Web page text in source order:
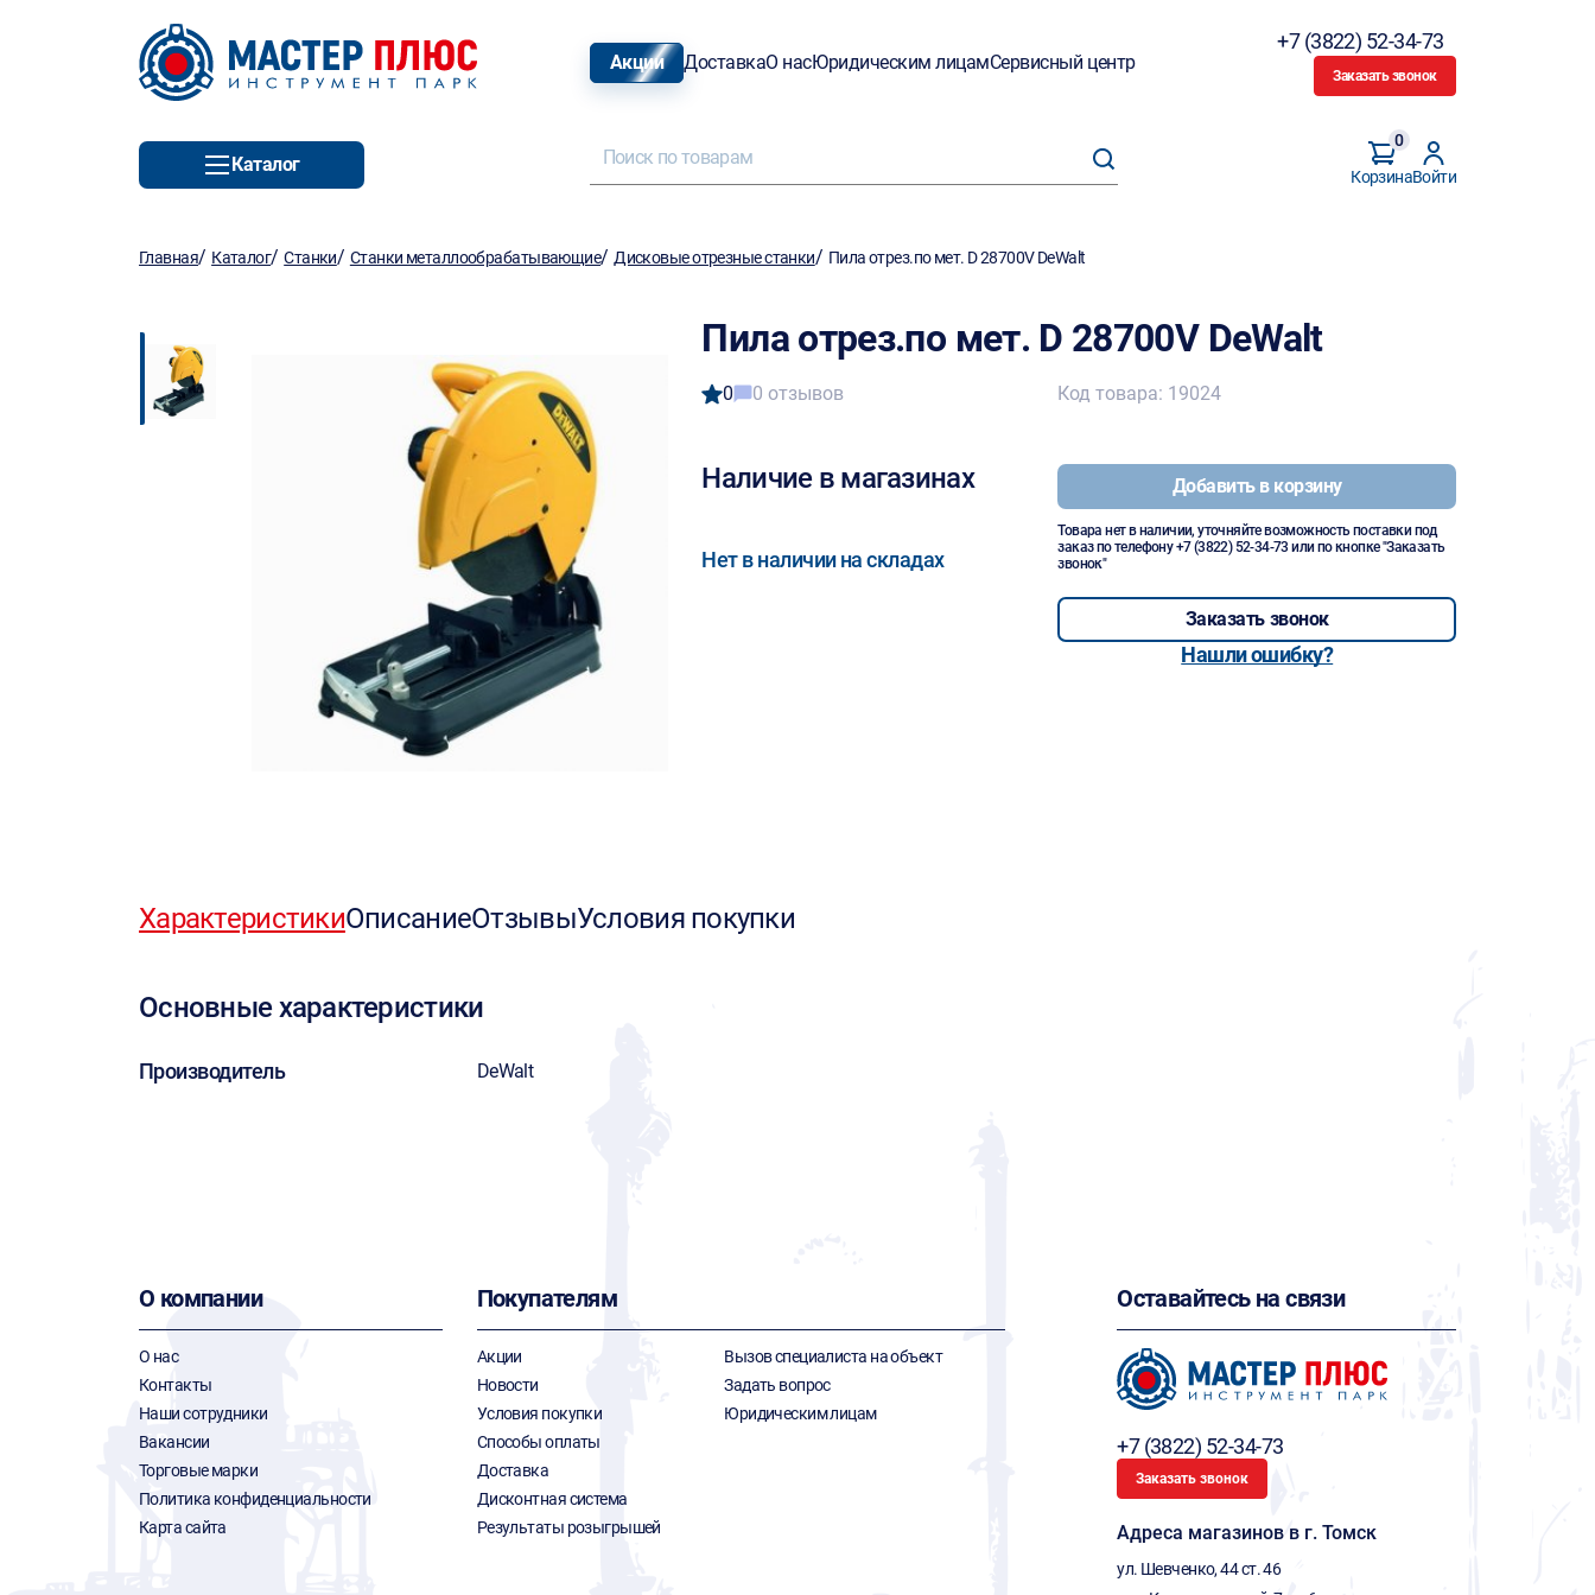
Акции ДоставкаО насЮридическим лицамСервисный центр
+7 (3822) 52-34-73
Заказать звонок
Каталог
Корзина
0
Войти
Главная/ Каталог/Станки/ Станки металлообрабатывающие/Дисковые отрезные станки/ Пила отрез.по мет. D 28700V DeWalt
Пила отрез.по мет. D 28700V DeWalt
0 0 отзывов
Наличие в магазинах
Нет в наличии на складах
Код товара: 19024
Добавить в корзину
Товара нет в наличии, уточняйте возможность поставки под
заказ по телефону+7 (3822) 52-34-73 или по кнопке "Заказать
звонок"
Заказать звонок
Нашли ошибку?
ХарактеристикиОписаниеОтзывыУсловия покупки
Основные характеристики
Производитель DeWalt
О компании
О нас
Контакты
Наши сотрудники
Вакансии
Торговые марки
Политика конфиденциальности
Карта сайта
Покупателям
Акции
Новости
Условия покупки
Способы оплаты
Доставка
Дисконтная система
Результаты розыгрышей
Вызов специалиста на объект
Задать вопрос
Юридическим лицам
Оставайтесь на связи
+7 (3822) 52-34-73
Заказать звонок
Адреса магазинов в г. Томск
ул. Шевченко, 44 ст. 46